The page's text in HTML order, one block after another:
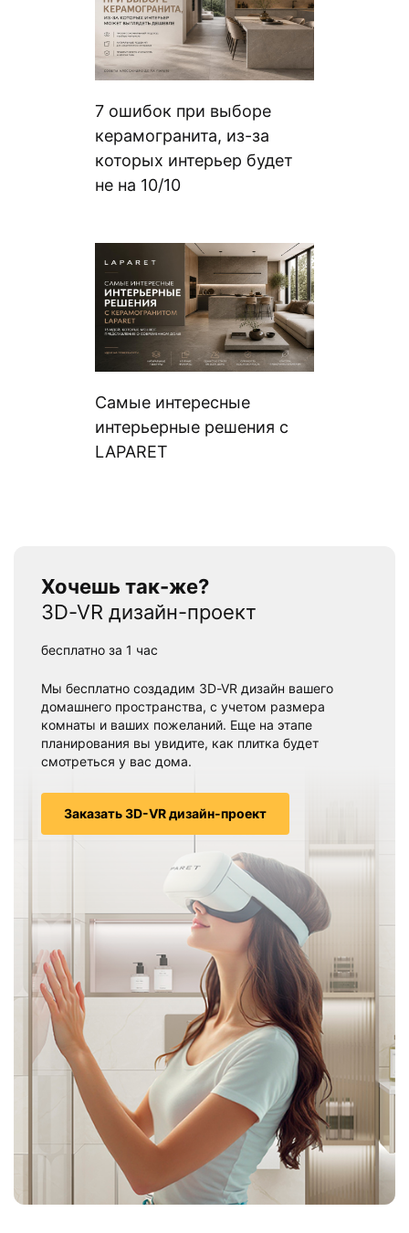
7 ошибок при выборе
керамогранита, из-за
которых интерьер будет
не на 10/10
Самые интересные
интерьерные решения с
LAPARET
Хочешь так-же?
3D-VR дизайн-проект
бесплатно за 1 час
Мы бесплатно создадим 3D-VR дизайн вашего
домашнего пространства, с учетом размера
комнаты и ваших пожеланий. Еще на этапе
планирования вы увидите, как плитка будет
смотреться у вас дома.
Заказать 3D-VR дизайн-проект